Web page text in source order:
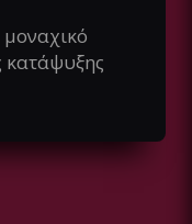
μοναχικό
κατάψυξης